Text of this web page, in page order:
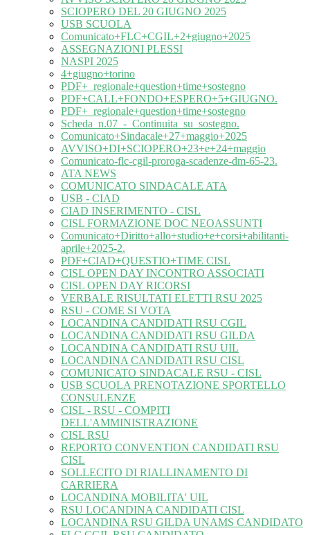
SCIOPERO DEL 20 GIUGNO 2025
USB SCUOLA
Comunicato+FLC+CGIL+2+giugno+2025
ASSEGNAZIONI PLESSI
NASPI 2025
4+giugno+torino
PDF+_regionale+question+time+sostegno
PDF+CALL+FONDO+ESPERO+5+GIUGNO.
PDF+_regionale+question+time+sostegno
Scheda_n.07_-_Continuita_su_sostegno.
Comunicato+Sindacale+27+maggio+2025
AVVISO+DI+SCIOPERO+23+e+24+maggio
Comunicato-flc-cgil-proroga-scadenze-dm-65-23.
ATA NEWS
COMUNICATO SINDACALE ATA
USB - CIAD
CIAD INSERIMENTO - CISL
CISL FORMAZIONE DOC NEOASSUNTI
Comunicato+Diritto+allo+studio+e+corsi+abilitanti-
aprile+2025-2.
PDF+CIAD+QUESTIO+TIME CISL
CISL OPEN DAY INCONTRO ASSOCIATI
CISL OPEN DAY RICORSI
VERBALE RISULTATI ELETTI RSU 2025
RSU - COME SI VOTA
LOCANDINA CANDIDATI RSU CGIL
LOCANDINA CANDIDATI RSU GILDA
LOCANDINA CANDIDATI RSU UIL
LOCANDINA CANDIDATI RSU CISL
COMUNICATO SINDACALE RSU - CISL
USB SCUOLA PRENOTAZIONE SPORTELLO
CONSULENZE
CISL - RSU - COMPITI
DELL'AMMINISTRAZIONE
CISL RSU
REPORTO CONVENTION CANDIDATI RSU
CISL
SOLLECITO DI RIALLINAMENTO DI
CARRIERA
LOCANDINA MOBILITA' UIL
RSU LOCANDINA CANDIDATI CISL
LOCANDINA RSU GILDA UNAMS CANDIDATO